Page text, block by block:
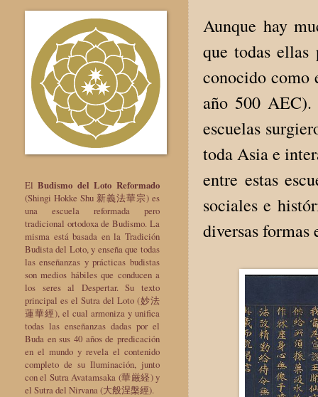
Aunque hay
que todas ellas
conocido como
año 500
escuelas
toda Asia e
entre estas
sociales e
diversas
ElBudismo del Loto Reformado
(Shingi Hokke Shu 新義法華宗) es
una escuela reformada pero
tradicional ortodoxa de Budismo. La
misma está basada en la Tradición
Budista del Loto, y enseña que todas
las enseñanzas y prácticas budistas
son medios hábiles que conducen a
los seres al Despertar. Su texto
principal es el Sutra del Loto (妙法
蓮華經), el cual armoniza y unifica
todas las enseñanzas dadas por el
Buda en sus 40 años de predicación
en el mundo y revela el contenido
completo de su Iluminación, junto
con el Sutra Avatamsaka (華厳経) y
el Sutra del Nirvana (大般涅槃經).